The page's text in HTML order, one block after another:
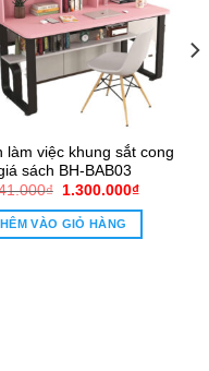
làm việc khung sắt cong
sách BH-BAB03
₫
Giá
là:
1.841.000₫.
1.300.000₫Giá
VÀO GIỎ HÀNG